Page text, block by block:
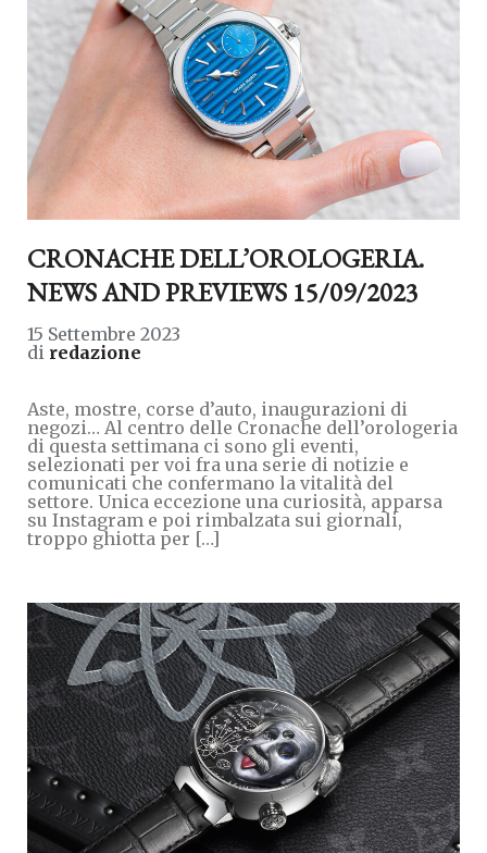
CRONACHE DELL’OROLOGERIA.
NEWS AND PREVIEWS 15/09/2023
15 Settembre 2023
di redazione
Aste, mostre, corse d’auto, inaugurazioni di
negozi… Al centro delle Cronache dell’orologeria
di questa settimana ci sono gli eventi,
selezionati per voi fra una serie di notizie e
comunicati che confermano la vitalità del
settore. Unica eccezione una curiosità, apparsa
su Instagram e poi rimbalzata sui giornali,
troppo ghiotta per […]